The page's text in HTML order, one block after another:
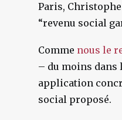
Paris,
“revenu social
Comme nous le
– du moins dans
application
social proposé.